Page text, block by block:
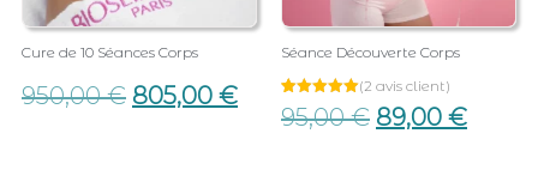
Cure de 10 Séances Corps
950,00€ 805,00 €
Séance Découverte Corps
Noté
5.00
2
(2 avis client)
95,00€ 89,00 €